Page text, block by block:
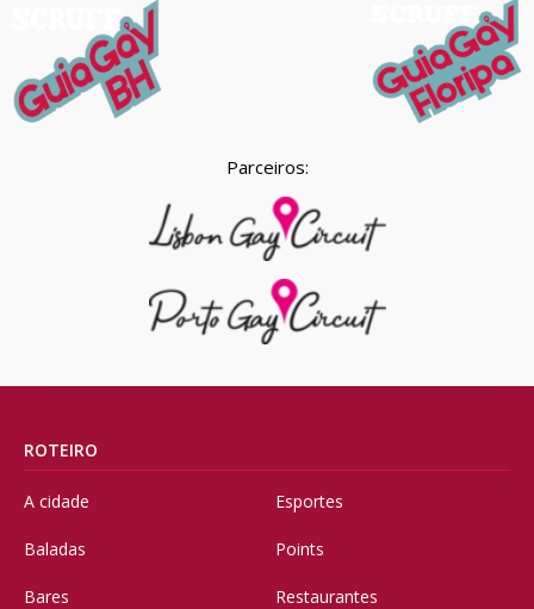
Parceiros:
ROTEIRO
A cidade
Baladas
Bares
Esportes
Points
Restaurantes